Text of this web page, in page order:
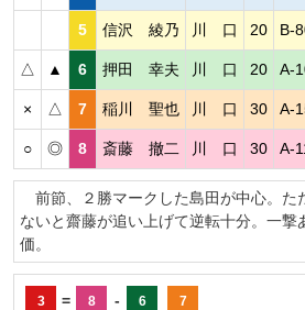
5 信沢 綾乃 川 口 20 B-
△ ▲ 6 押田 幸夫 川 口 20 A-
× △ 7 稲川 聖也 川 口 30 A-
○ ◎ 8 斎藤 撤二 川 口 30 A-
前節、２勝マークした島田が中心。た
ないと齋藤が追い上げて逆転十分。一撃
価。
3 = 8 - 6 7